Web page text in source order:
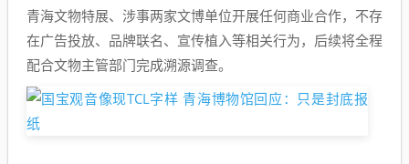
青海文物特展、涉事两家文博单位开展任何商业合作，不存
在广告投放、品牌联名、宣传植入等相关行为，后续将全程
配合文物主管部门完成溯源调查。